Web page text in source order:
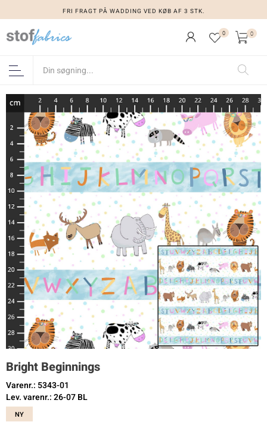
FRI FRAGT PÅ WADDING VED KØB AF 3 STK.
0 0
Bright Beginnings
Varenr.: 5343-01
Lev. varenr.: 26-07 BL
NY